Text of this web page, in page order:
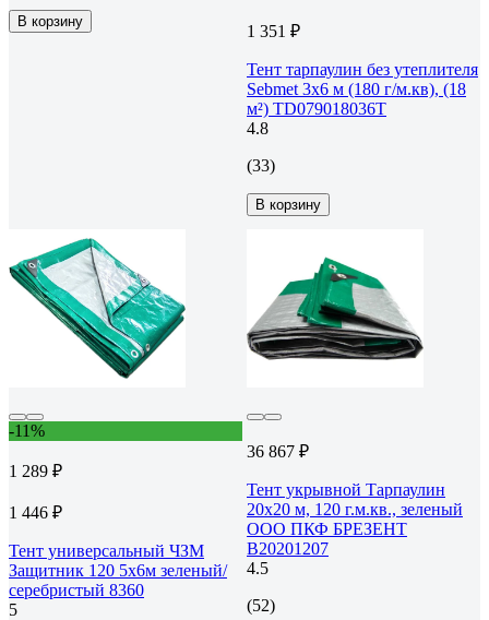
В корзину
1 351 ₽
Тент тарпаулин без утеплителя
Sebmet 3x6 м (180 г/м.кв), (18
м²) TD079018036Т
4.8
(33)
В корзину
-11%
1 289 ₽
1 446 ₽
Тент универсальный ЧЗМ
Защитник 120 5х6м зеленый/
серебристый 8360
5
36 867 ₽
Тент укрывной Тарпаулин
20х20 м, 120 г.м.кв., зеленый
ООО ПКФ БРЕЗЕНТ
В20201207
4.5
(52)